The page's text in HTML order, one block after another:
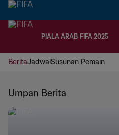
PIALA ARAB FIFA 2025
BeritaJadwalSusunan Pemain
Umpan Berita